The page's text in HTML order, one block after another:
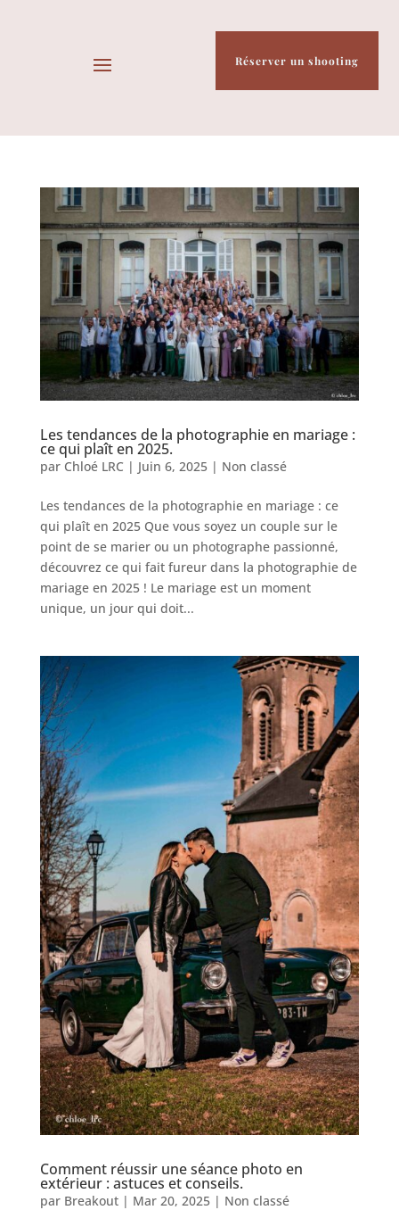
Réserver un shooting
Les tendances de la photographie en mariage :
ce qui plaît en 2025.
par Chloé LRC | Juin 6, 2025| Non classé
Les tendances de la photographie en mariage : ce
qui plaît en 2025 Que vous soyez un couple sur le
point de se marier ou un photographe passionné,
découvrez ce qui fait fureur dans la photographie de
mariage en 2025 ! Le mariage est un moment
unique, un jour qui doit...
Comment réussir une séance photo en
extérieur : astuces et conseils.
par Breakout| Mar 20, 2025| Non classé